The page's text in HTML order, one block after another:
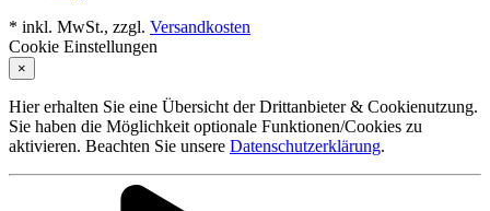
* inkl. MwSt., zzgl. Versandkosten
Cookie Einstellungen
×
Hier erhalten Sie eine Übersicht der Drittanbieter & Cookienutzung.
Sie haben die Möglichkeit optionale Funktionen/Cookies zu
aktivieren. Beachten Sie unsere Datenschutzerklärung.